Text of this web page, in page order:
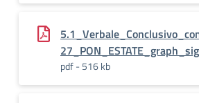
pdf - 516 kb